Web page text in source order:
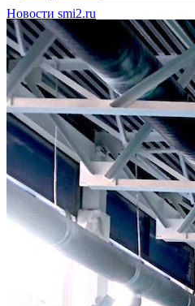
Новости smi2.ru